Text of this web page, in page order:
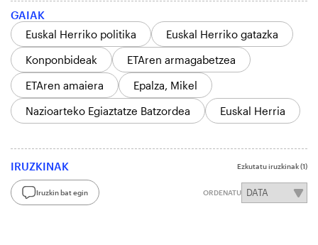
GAIAK
Euskal Herriko politika
Euskal Herriko gatazka
Konponbideak
ETAren armagabetzea
ETAren amaiera
Epalza, Mikel
Nazioarteko Egiaztatze Batzordea
Euskal Herria
IRUZKINAK Ezkutatu iruzkinak(1)
Iruzkin bat egin ORDENATU